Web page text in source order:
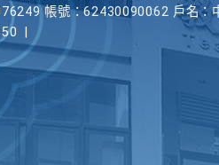
帳號：62430090062 戶名